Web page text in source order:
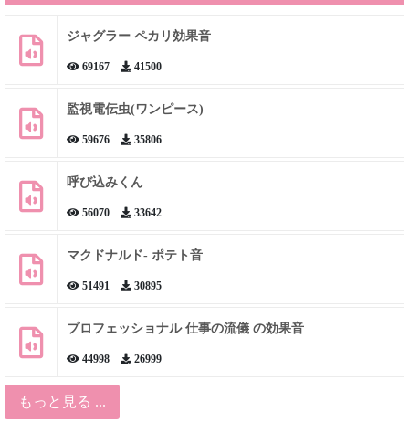
ジャグラー ペカリ効果音
69167 41500
監視電伝虫(ワンピース)
59676 35806
呼び込みくん
56070 33642
マクドナルド- ポテト音
51491 30895
プロフェッショナル 仕事の流儀 の効果音
44998 26999
もっと見る ...